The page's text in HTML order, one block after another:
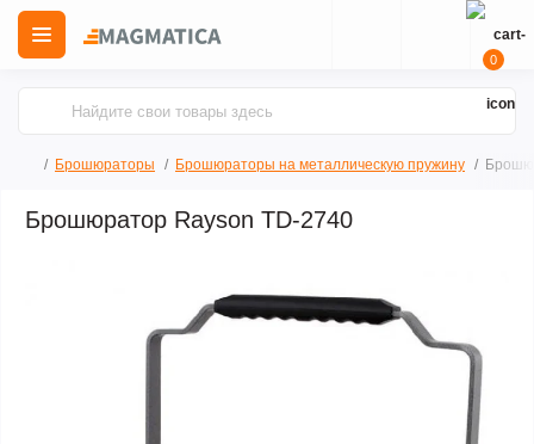
0
Брошюраторы Брошюраторы на металлическую пружину
Брошюратор Rayson TD-2740